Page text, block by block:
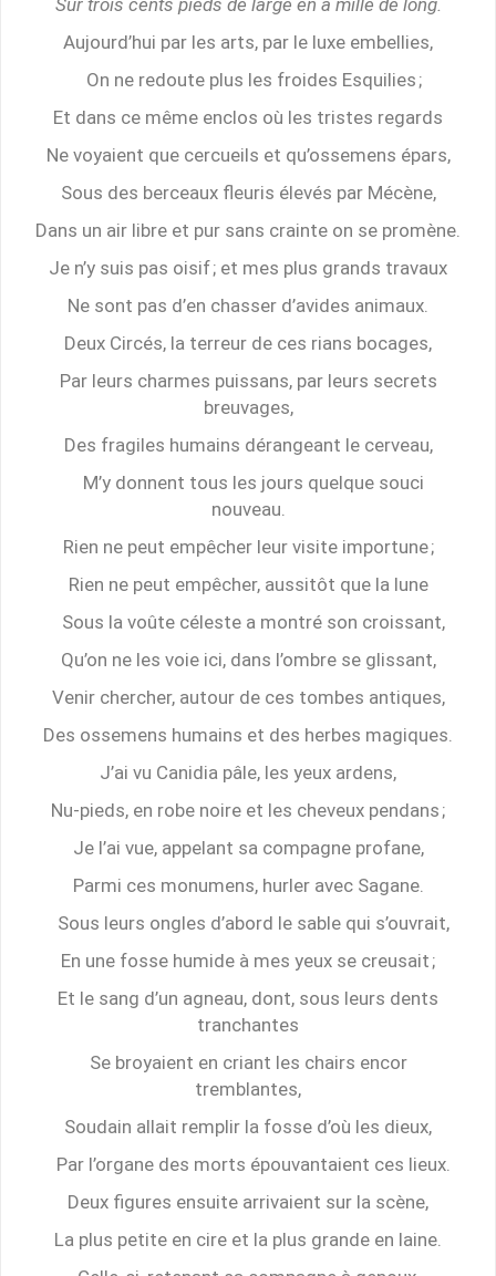
Aujourd’hui par les arts, par le luxe embellies,
On ne redoute plus les froides Esquilies ;
Et dans ce même enclos où les tristes regards
Ne voyaient que cercueils et qu’ossemens épars,
Sous des berceaux fleuris élevés par Mécène,
Dans un air libre et pur sans crainte on se promène.
Je n’y suis pas oisif ; et mes plus grands travaux
Ne sont pas d’en chasser d’avides animaux.
Deux Circés, la terreur de ces rians bocages,
Par leurs charmes puissans, par leurs secrets
breuvages,
Des fragiles humains dérangeant le cerveau,
M’y donnent tous les jours quelque souci
nouveau.
Rien ne peut empêcher leur visite importune ;
Rien ne peut empêcher, aussitôt que la lune
Sous la voûte céleste a montré son croissant,
Qu’on ne les voie ici, dans l’ombre se glissant,
Venir chercher, autour de ces tombes antiques,
Des ossemens humains et des herbes magiques.
J’ai vu Canidia pâle, les yeux ardens,
Nu-pieds, en robe noire et les cheveux pendans ;
Je l’ai vue, appelant sa compagne profane,
Parmi ces monumens, hurler avec Sagane.
Sous leurs ongles d’abord le sable qui s’ouvrait,
En une fosse humide à mes yeux se creusait ;
Et le sang d’un agneau, dont, sous leurs dents
tranchantes
Se broyaient en criant les chairs encor
tremblantes,
Soudain allait remplir la fosse d’où les dieux,
Par l’organe des morts épouvantaient ces lieux.
Deux figures ensuite arrivaient sur la scène,
La plus petite en cire et la plus grande en laine.